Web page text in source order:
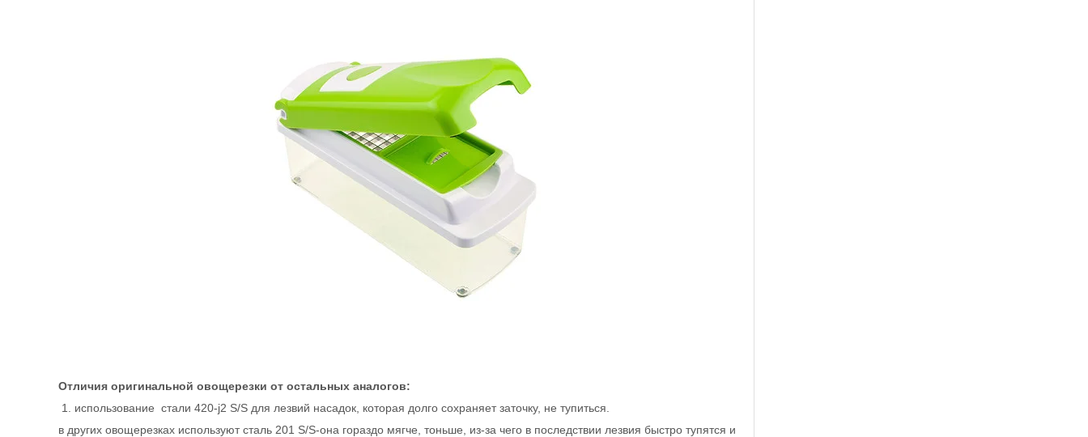
Отличия оригинальной овощерезки от остальных аналогов:
1. использование стали 420-j2 S/S для лезвий насадок, которая долго сохраняет заточку, не тупиться.
в других овощерезках используют сталь 201 S/S-она гораздо мягче, тоньше, из-за чего в последствии лезвия быстро тупятся и